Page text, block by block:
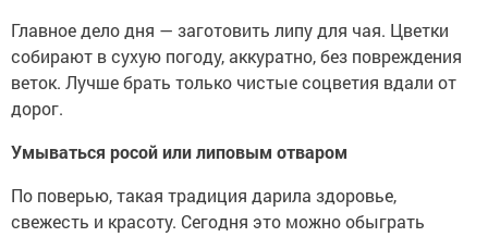
Главное дело дня — заготовить липу для чая. Цветки
собирают в сухую погоду, аккуратно, без повреждения
веток. Лучше брать только чистые соцветия вдали от
дорог.
Умываться росой или липовым отваром
По поверью, такая традиция дарила здоровье,
свежесть и красоту. Сегодня это можно обыграть